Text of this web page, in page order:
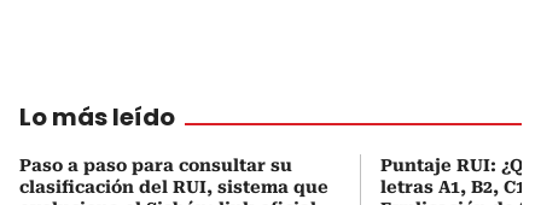
Lo más leído
Paso a paso para consultar su
clasificación del RUI, sistema que
Puntaje RUI:
letras A1, B2, C1